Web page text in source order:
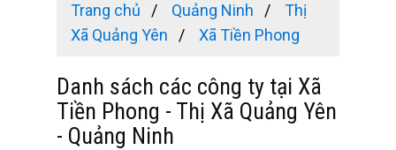
Trang chủ Quảng Ninh
Thị
Xã Quảng Yên
Xã Tiền Phong
Danh sách các công ty tại Xã
Tiền Phong - Thị Xã Quảng Yên
- Quảng Ninh